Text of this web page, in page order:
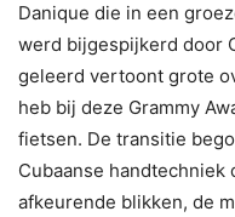
Danique die in een
werd bijgespijkerd door
geleerd vertoont grote
heb bij deze Grammy
fietsen. De transitie
Cubaanse handtechniek
afkeurende blikken, de